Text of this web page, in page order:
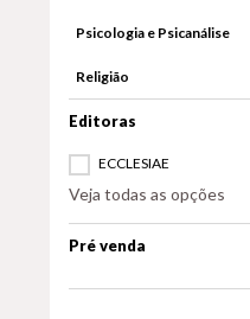
Psicologia e Psicanálise
Religião
ECCLESIAE
Veja todas as opções
Pré venda